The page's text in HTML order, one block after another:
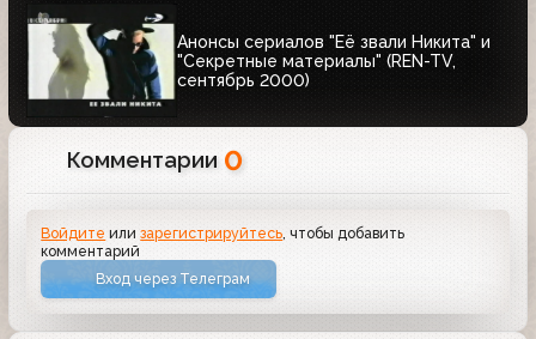
Анонсы сериалов "Её звали Никита" и
"Секретные материалы" (REN-TV,
сентябрь 2000)
Комментарии 0
Войдите илизарегистрируйтесь, чтобы добавить
комментарий
Вход через Телеграм